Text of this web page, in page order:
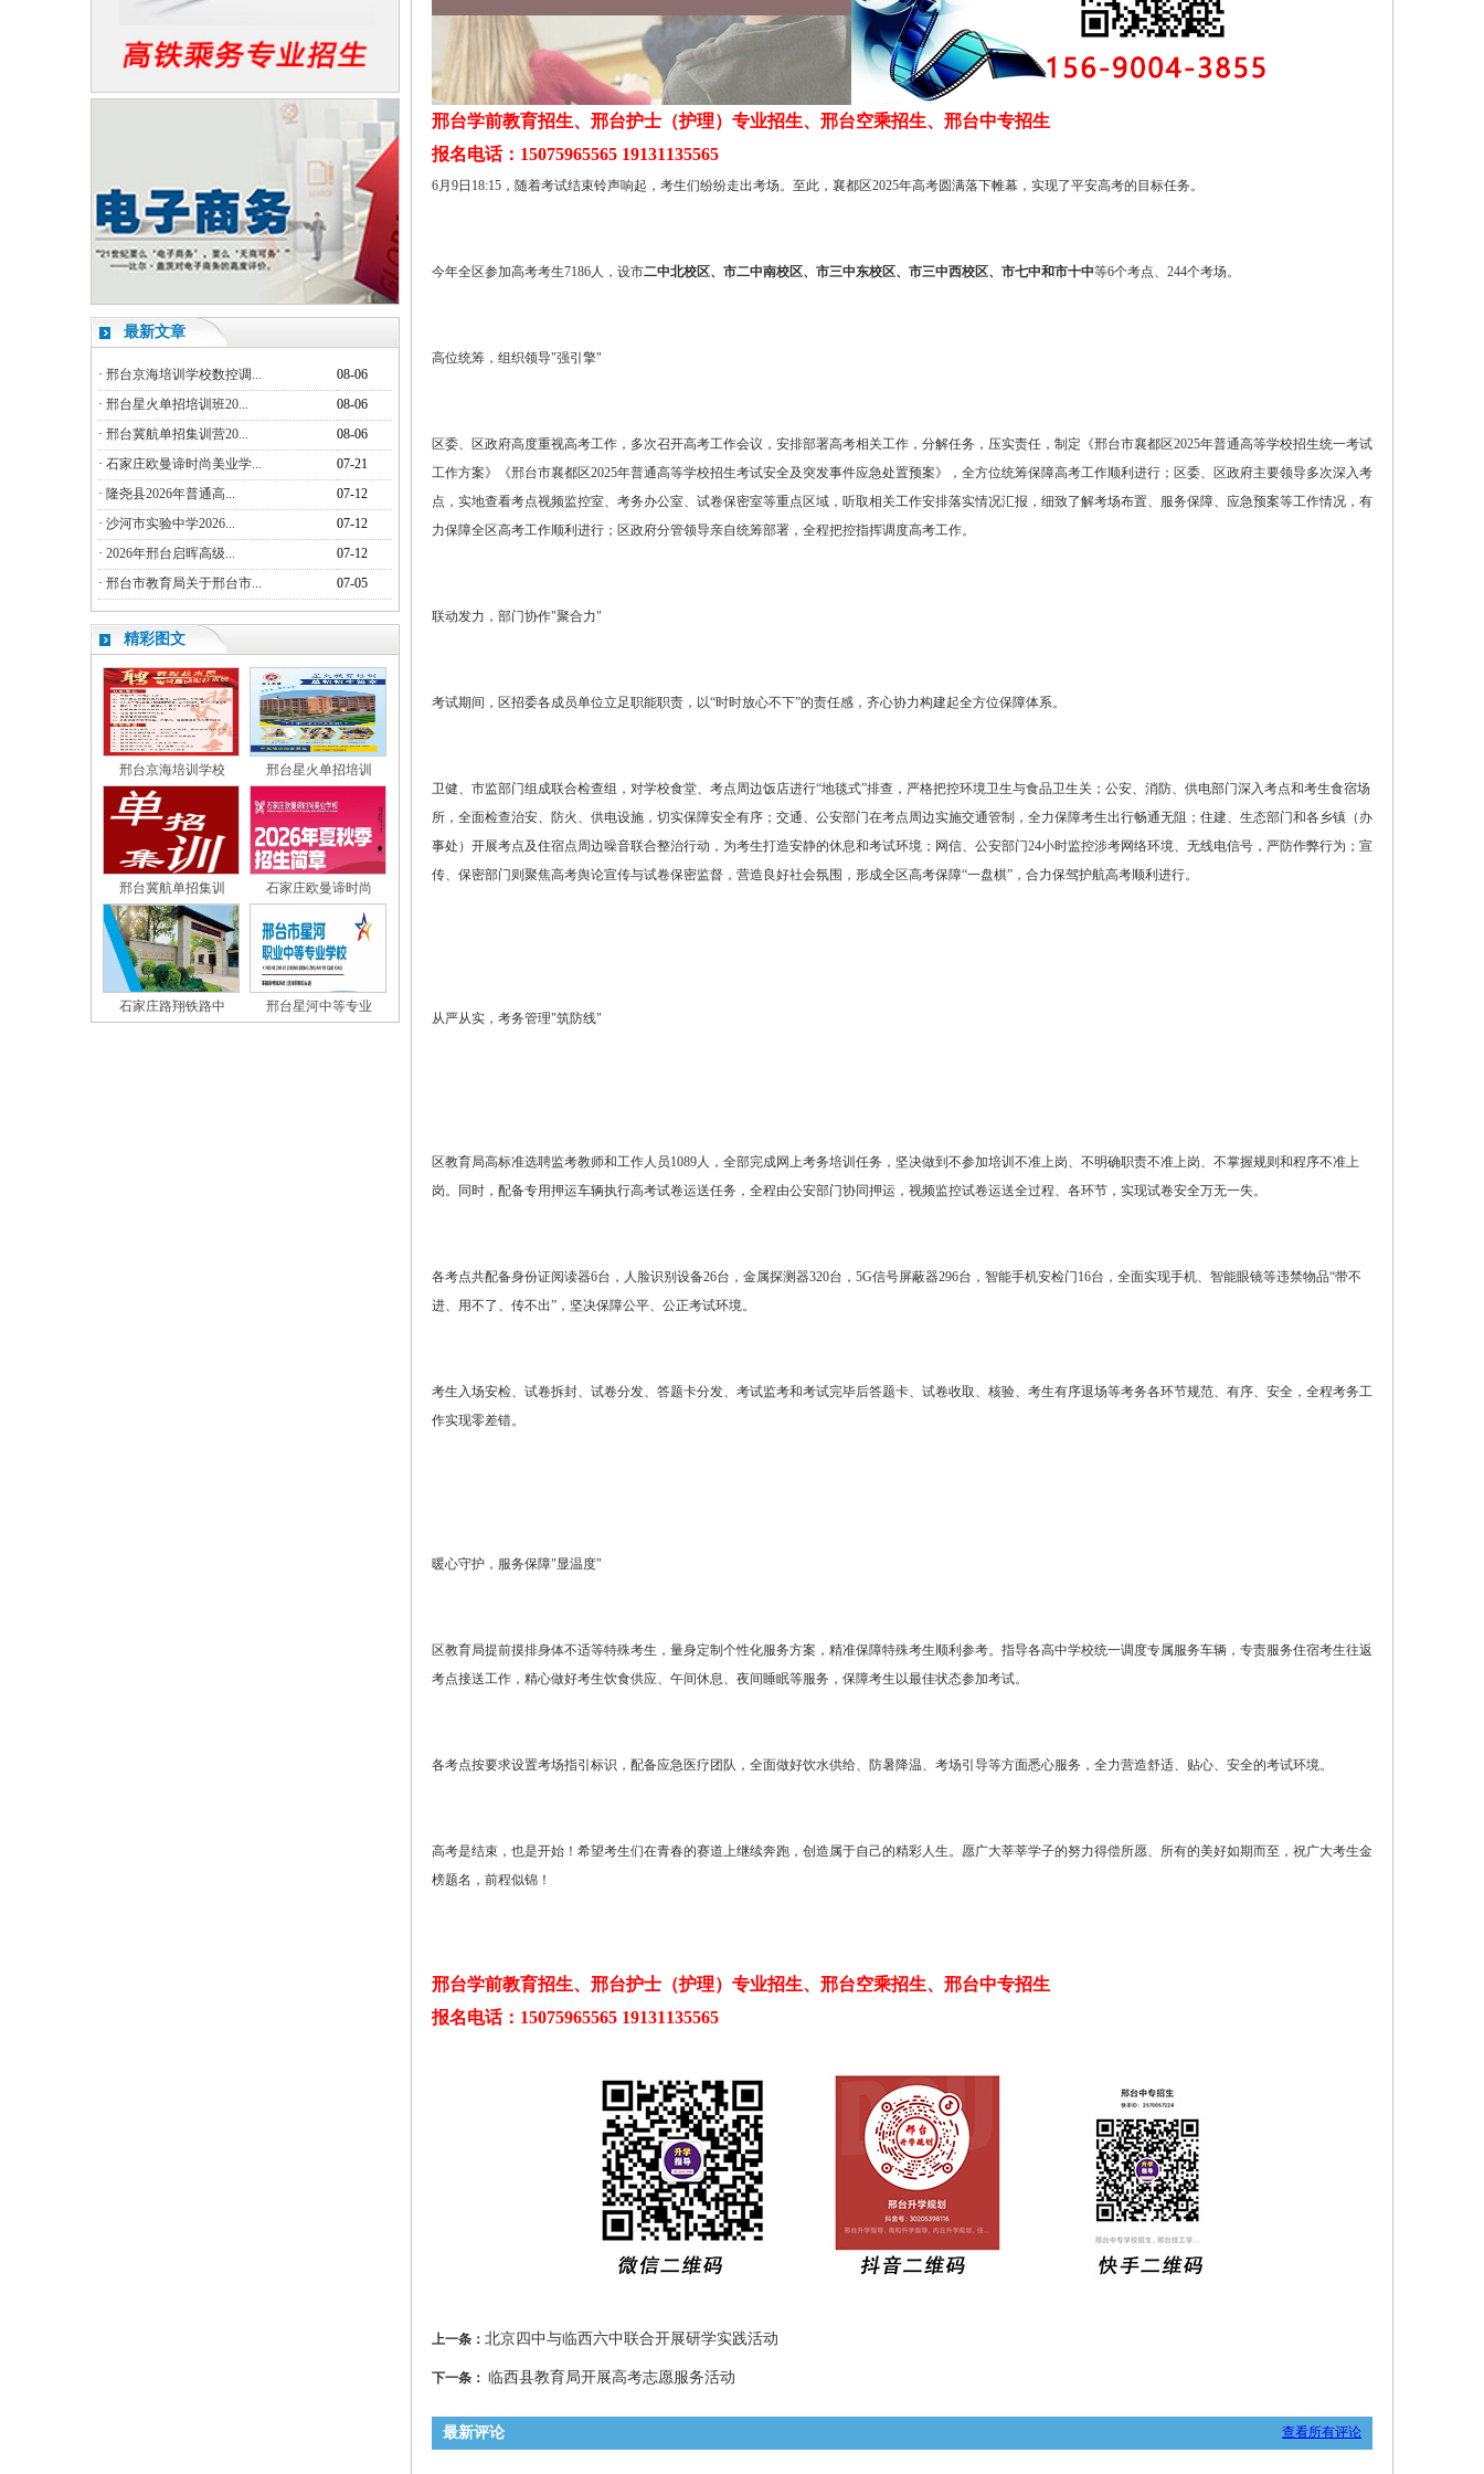
最新文章
· 邢台京海培训学校数控调...
08-06
· 邢台星火单招培训班20...
08-06
· 邢台冀航单招集训营20...
08-06
· 石家庄欧曼谛时尚美业学...
07-21
· 隆尧县2026年普通高...
07-12
· 沙河市实验中学2026...
07-12
· 2026年邢台启晖高级...
07-12
· 邢台市教育局关于邢台市... 07-05
精彩图文
邢台京海培训学校 邢台星火单招培训
邢台冀航单招集训 石家庄欧曼谛时尚
石家庄路翔铁路中 邢台星河中等专业
邢台学前教育招生、邢台护士（护理）专业招生、邢台空乘招生、邢台中专招生
报名电话：15075965565 19131135565
6月9日18:15，随着考试结束铃声响起，考生们纷纷走出考场。至此，襄都区2025年高考圆满落下帷幕，实现了平安高考的目标任务。
今年全区参加高考考生7186人，设市二中北校区、市二中南校区、市三中东校区、市三中西校区、市七中和市十中等6个考点、244个考场。
高位统筹，组织领导"强引擎"
区委、区政府高度重视高考工作，多次召开高考工作会议，安排部署高考相关工作，分解任务，压实责任，制定《邢台市襄都区2025年普通高等学校招生统一考试
工作方案》《邢台市襄都区2025年普通高等学校招生考试安全及突发事件应急处置预案》，全方位统筹保障高考工作顺利进行；区委、区政府主要领导多次深入考
点，实地查看考点视频监控室、考务办公室、试卷保密室等重点区域，听取相关工作安排落实情况汇报，细致了解考场布置、服务保障、应急预案等工作情况，有
力保障全区高考工作顺利进行；区政府分管领导亲自统筹部署，全程把控指挥调度高考工作。
联动发力，部门协作"聚合力"
考试期间，区招委各成员单位立足职能职责，以“时时放心不下”的责任感，齐心协力构建起全方位保障体系。
卫健、市监部门组成联合检查组，对学校食堂、考点周边饭店进行“地毯式”排查，严格把控环境卫生与食品卫生关；公安、消防、供电部门深入考点和考生食宿场
所，全面检查治安、防火、供电设施，切实保障安全有序；交通、公安部门在考点周边实施交通管制，全力保障考生出行畅通无阻；住建、生态部门和各乡镇（办
事处）开展考点及住宿点周边噪音联合整治行动，为考生打造安静的休息和考试环境；网信、公安部门24小时监控涉考网络环境、无线电信号，严防作弊行为；宣
传、保密部门则聚焦高考舆论宣传与试卷保密监督，营造良好社会氛围，形成全区高考保障“一盘棋”，合力保驾护航高考顺利进行。
从严从实，考务管理"筑防线"
区教育局高标准选聘监考教师和工作人员1089人，全部完成网上考务培训任务，坚决做到不参加培训不准上岗、不明确职责不准上岗、不掌握规则和程序不准上
岗。同时，配备专用押运车辆执行高考试卷运送任务，全程由公安部门协同押运，视频监控试卷运送全过程、各环节，实现试卷安全万无一失。
各考点共配备身份证阅读器6台，人脸识别设备26台，金属探测器320台，5G信号屏蔽器296台，智能手机安检门16台，全面实现手机、智能眼镜等违禁物品“带不
进、用不了、传不出”，坚决保障公平、公正考试环境。
考生入场安检、试卷拆封、试卷分发、答题卡分发、考试监考和考试完毕后答题卡、试卷收取、核验、考生有序退场等考务各环节规范、有序、安全，全程考务工
作实现零差错。
暖心守护，服务保障"显温度"
区教育局提前摸排身体不适等特殊考生，量身定制个性化服务方案，精准保障特殊考生顺利参考。指导各高中学校统一调度专属服务车辆，专责服务住宿考生往返
考点接送工作，精心做好考生饮食供应、午间休息、夜间睡眠等服务，保障考生以最佳状态参加考试。
各考点按要求设置考场指引标识，配备应急医疗团队，全面做好饮水供给、防暑降温、考场引导等方面悉心服务，全力营造舒适、贴心、安全的考试环境。
高考是结束，也是开始！希望考生们在青春的赛道上继续奔跑，创造属于自己的精彩人生。愿广大莘莘学子的努力得偿所愿、所有的美好如期而至，祝广大考生金
榜题名，前程似锦！
邢台学前教育招生、邢台护士（护理）专业招生、邢台空乘招生、邢台中专招生
报名电话：15075965565 19131135565
上一条： 北京四中与临西六中联合开展研学实践活动
下一条： 临西县教育局开展高考志愿服务活动
最新评论 查看所有评论